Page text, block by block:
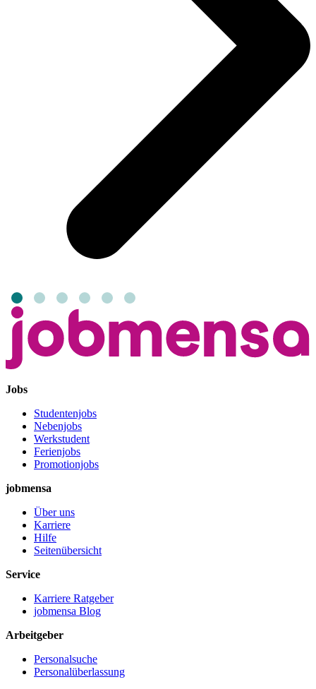
Jobs
Studentenjobs
Nebenjobs
Werkstudent
Ferienjobs
Promotionjobs
jobmensa
Über uns
Karriere
Hilfe
Seitenübersicht
Service
Karriere Ratgeber
jobmensa Blog
Arbeitgeber
Personalsuche
Personalüberlassung